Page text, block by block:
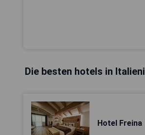
Die besten hotels in
Hotel Freina